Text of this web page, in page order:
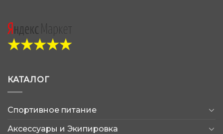
КАТАЛОГ
Спортивное питание
Аксессуары и Экипировка